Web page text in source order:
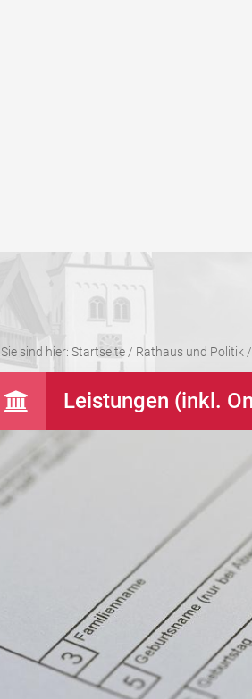
Sie sind hier: Startseite/ Rathaus und Politik /
Leistungen (inkl.